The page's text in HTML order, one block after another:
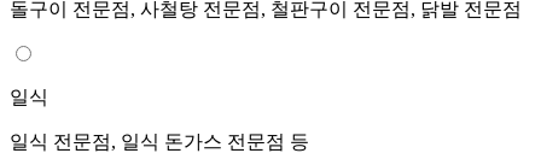
돌구이 전문점, 사철탕 전문점, 철판구이 전문점, 닭발 전문점
일식
일식 전문점, 일식 돈가스 전문점 등